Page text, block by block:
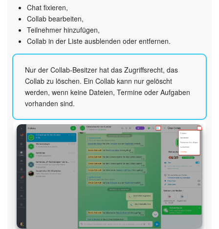
LOGIN
Chat fixieren,
Collab bearbeiten,
Teilnehmer hinzufügen,
Collab in der Liste ausblenden oder entfernen.
Nur der Collab-Besitzer hat das Zugriffsrecht, das
Collab zu löschen. Ein Collab kann nur gelöscht
werden, wenn keine Dateien, Termine oder Aufgaben
vorhanden sind.